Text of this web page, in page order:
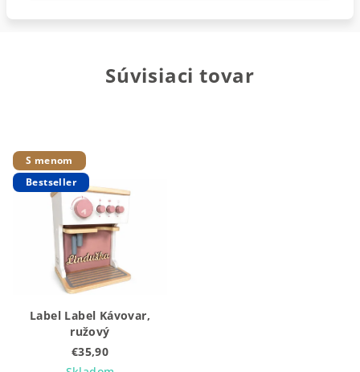
Súvisiaci tovar
S menom
Bestseller
Label Label Kávovar,
ružový
€35,90